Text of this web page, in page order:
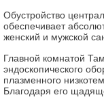
Обустройство
обеспечивает
женский и мужской
Главной комнатой
эндоскопического
плазменного
Благодаря его